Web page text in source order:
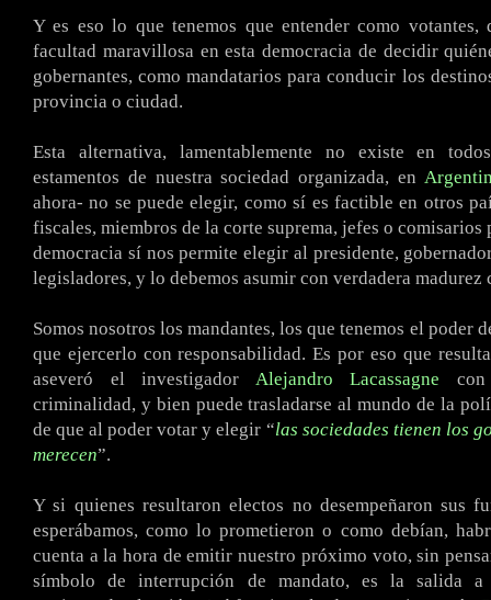
Y es eso lo que tenemos que entender como votantes,
facultad maravillosa en esta democracia de decidir
gobernantes, como mandatarios para conducir los
provincia o ciudad.
Esta alternativa, lamentablemente no existe en
estamentos de nuestra sociedad organizada, en
ahora- no se puede elegir, como sí es factible en otros
fiscales, miembros de la corte suprema, jefes o comisarios
democracia sí nos permite elegir al presidente,
legisladores, y lo debemos asumir con verdadera madurez
Somos nosotros los mandantes, los que tenemos el poder
que ejercerlo con responsabilidad. Es por eso que
aseveró el investigador Alejandro Lacassagne
criminalidad, y bien puede trasladarse al mundo de la
de que al poder votar y elegir “las sociedades tienen los
merecen”.
Y si quienes resultaron electos no desempeñaron sus
esperábamos, como lo prometieron o como debían,
cuenta a la hora de emitir nuestro próximo voto, sin
símbolo de interrupción de mandato, es la salida